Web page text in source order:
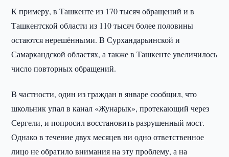
К примеру, в Ташкенте из 170 тысяч обращений и в
Ташкентской области из 110 тысяч более половины
остаются нерешёнными. В Сурхандарьинской и
Самаркандской областях, а также в Ташкенте увеличилось
число повторных обращений.
В частности, один из граждан в январе сообщил, что
школьник упал в канал «Жунарык», протекающий через
Сергели, и попросил восстановить разрушенный мост.
Однако в течение двух месяцев ни одно ответственное
лицо не обратило внимания на эту проблему, а на